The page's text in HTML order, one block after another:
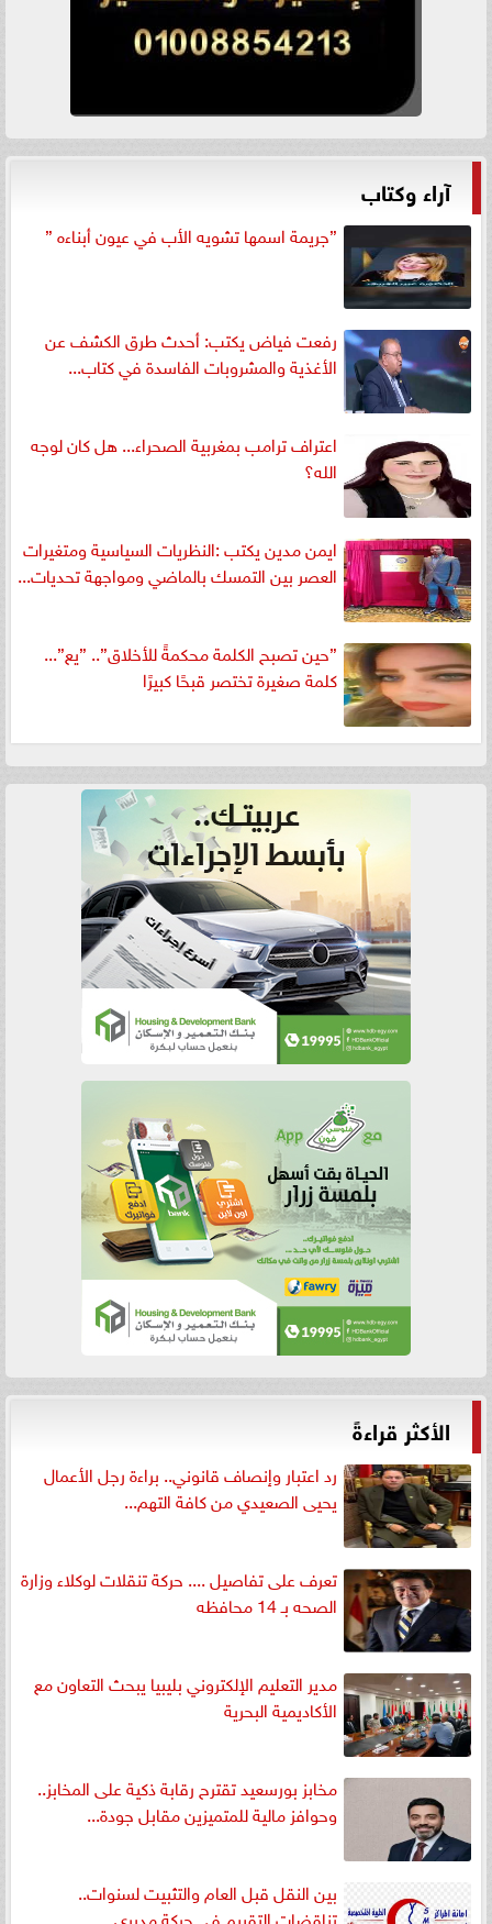
آراء وكتاب
”جريمة اسمها تشويه الأب في عيون أبناءه ”
رفعت فياض يكتب: أحدث طرق الكشف عن
الأغذية والمشروبات الفاسدة في كتاب...
اعتراف ترامب بمغربية الصحراء... هل كان لوجه
الله؟
ايمن مدين يكتب :النظريات السياسية ومتغيرات
العصر بين التمسك بالماضي ومواجهة تحديات...
”حين تصبح الكلمة محكمةً للأخلاق”.. ”يع”...
كلمة صغيرة تختصر قبحًا كبيرًا
الأكثر قراءةً
رد اعتبار وإنصاف قانوني.. براءة رجل الأعمال
يحيى الصعيدي من كافة التهم...
تعرف على تفاصيل .... حركة تنقلات لوكلاء وزارة
الصحه بـ 14 محافظه
مدير التعليم الإلكتروني بليبيا يبحث التعاون مع
الأكاديمية البحرية
مخابز بورسعيد تقترح رقابة ذكية على المخابز..
وحوافز مالية للمتميزين مقابل جودة...
بين النقل قبل العام والتثبيت لسنوات..
تناقضات التقييم في حركة مديري